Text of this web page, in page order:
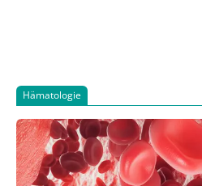
Hämatologie